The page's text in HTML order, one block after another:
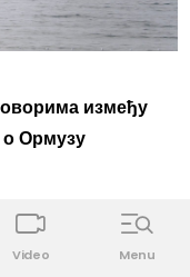
између
о Ормузу
Video Menu